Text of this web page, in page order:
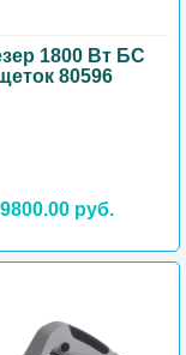
1800 Вт БС
80596
руб.